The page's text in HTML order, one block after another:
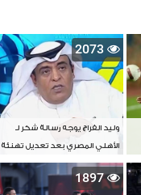
2073
وليد الفراج يوجه رسالة شكر لـ
الأهلي المصري بعد تعديل تهنئة
بطل آسيا
1897